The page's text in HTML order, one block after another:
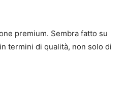
premium. Sembra fatto su
termini di qualità, non solo di